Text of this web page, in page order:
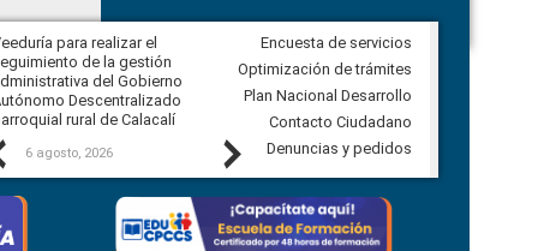
Previous
para realizar el
de la gestión
del Gobierno
Descentralizado
rural de Calacalí
6 agosto, 2026
Veeduría para vigilar los acuerdos,
derivados de la Audiencia Pública
comunidad Urbina, parroquia la
Carolina
5 agosto, 2026
Next
Encuesta de servicios
Optimización de trámites
Plan Nacional Desarrollo
Contacto Ciudadano
Denuncias y pedidos